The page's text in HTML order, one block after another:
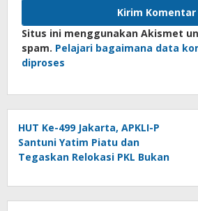
Situs ini menggunakan Akismet
spam. Pelajari bagaimana data
diproses
HUT Ke-499 Jakarta, APKLI-P
Santuni Yatim Piatu dan
Tegaskan Relokasi PKL Bukan